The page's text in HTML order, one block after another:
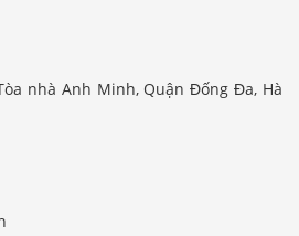
nhà Anh Minh, Quận Đống Đa, Hà